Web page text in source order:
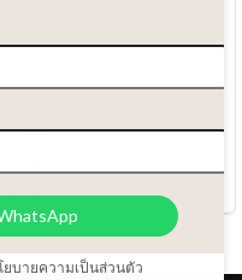
นต่อสัปดาห์
ยบายความเป็นส่วนตัว